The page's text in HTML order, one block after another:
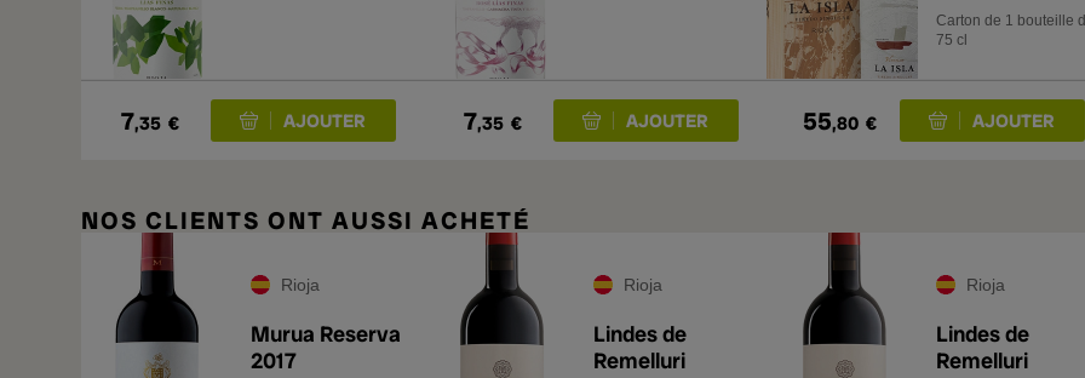
7,35 € 7,35 €
Carton de 1 bouteille
75 cl
55,80 €
NOS CLIENTS ONT AUSSI ACHETÉ
Rioja
Murua Reserva
2017
Rioja
Lindes de
Remelluri
Rioja
Lindes de
Remelluri